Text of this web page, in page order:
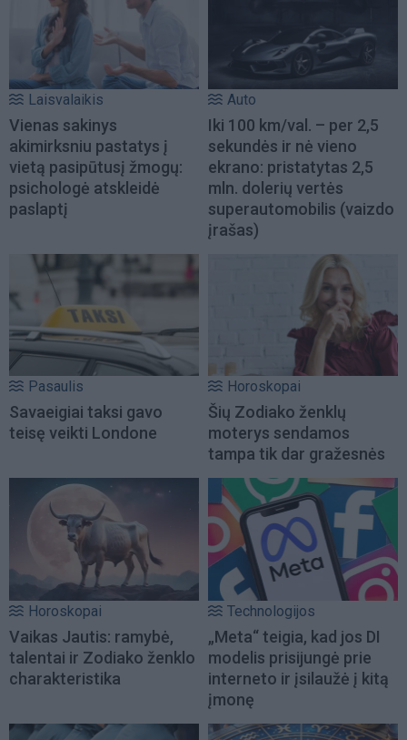
Laisvalaikis
Vienas sakinys
akimirksniu pastatys į
vietą pasipūtusį žmogų:
psichologė atskleidė
paslaptį
Auto
Iki 100 km/val. – per 2,5
sekundės ir nė vieno
ekrano: pristatytas 2,5
mln. dolerių vertės
superautomobilis (vaizdo
įrašas)
Pasaulis
Savaeigiai taksi gavo
teisę veikti Londone
Horoskopai
Šių Zodiako ženklų
moterys sendamos
tampa tik dar gražesnės
Horoskopai
Vaikas Jautis: ramybė,
talentai ir Zodiako ženklo
charakteristika
Technologijos
„Meta“ teigia, kad jos DI
modelis prisijungė prie
interneto ir įsilaužė į kitą
įmonę